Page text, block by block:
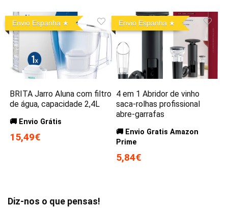
Envio Espanha
BRITA Jarro Aluna com filtro
de água, capacidade 2,4L
🚚 Envio Grátis
15,49€
Envio Espanha
4 em 1 Abridor de vinho
saca-rolhas profissional
abre-garrafas
🚚 Envio Gratis Amazon
Prime
5,84€
Diz-nos o que pensas!